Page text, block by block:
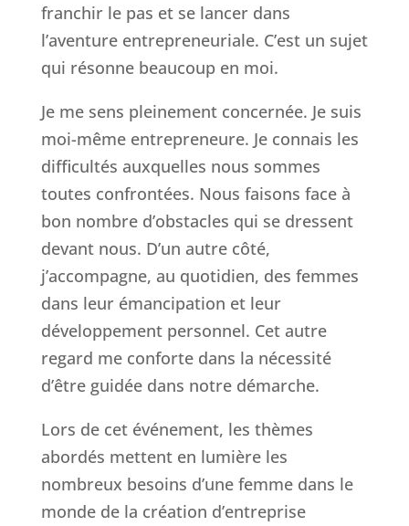
franchir le pas et se lancer dans
l’aventure entrepreneuriale. C’est un sujet
qui résonne beaucoup en moi.
Je me sens pleinement concernée. Je suis
moi-même entrepreneure. Je connais les
difficultés auxquelles nous sommes
toutes confrontées. Nous faisons face à
bon nombre d’obstacles qui se dressent
devant nous. D’un autre côté,
j’accompagne, au quotidien, des femmes
dans leur émancipation et leur
développement personnel. Cet autre
regard me conforte dans la nécessité
d’être guidée dans notre démarche.
Lors de cet événement, les thèmes
abordés mettent en lumière les
nombreux besoins d’une femme dans le
monde de la création d’entreprise